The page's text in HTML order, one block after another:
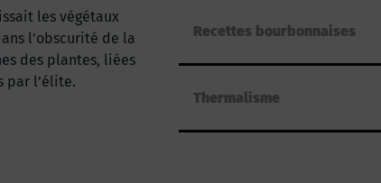
les végétaux
l’obscurité de la
des plantes, liées
par l’élite.
Recettes bourbonnaises
Thermalisme